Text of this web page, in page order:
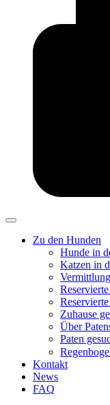
Zu den Hunden
Hunde in
Katzen in
Zuhause
Über
Paten
Kontakt
News
FAQ